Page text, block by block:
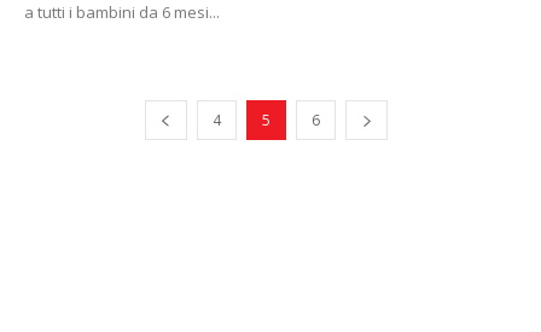
a tutti i bambini da 6 mesi...
4 5 6